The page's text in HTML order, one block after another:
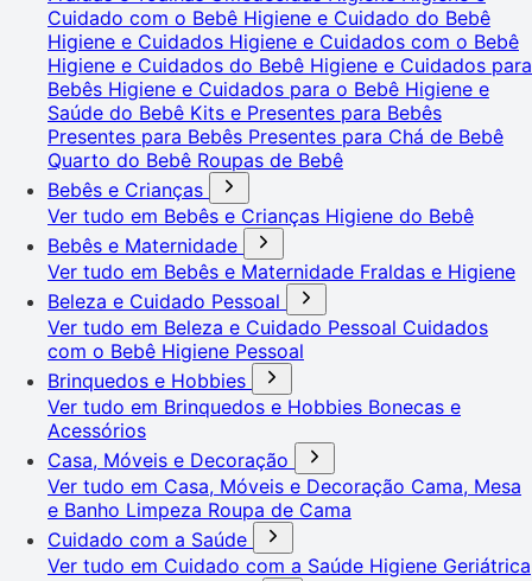
Cuidado com o Bebê Higiene e Cuidado do Bebê
Higiene e Cuidados Higiene e Cuidados com o Bebê
Higiene e Cuidados do Bebê Higiene e Cuidados para
Bebês Higiene e Cuidados para o Bebê Higiene e
Saúde do Bebê Kits e Presentes para Bebês
Presentes para Bebês Presentes para Chá de Bebê
Quarto do Bebê Roupas de Bebê
Bebês e Crianças
Ver tudo em Bebês e Crianças Higiene do Bebê
Bebês e Maternidade
Ver tudo em Bebês e Maternidade Fraldas e Higiene
Beleza e Cuidado Pessoal
Ver tudo em Beleza e Cuidado Pessoal Cuidados
com o Bebê Higiene Pessoal
Brinquedos e Hobbies
Ver tudo em Brinquedos e Hobbies Bonecas e
Acessórios
Casa, Móveis e Decoração
Ver tudo em Casa, Móveis e Decoração Cama, Mesa
e Banho Limpeza Roupa de Cama
Cuidado com a Saúde
Ver tudo em Cuidado com a Saúde Higiene Geriátrica